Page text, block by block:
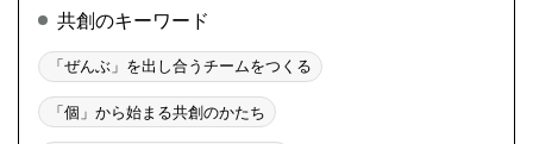
共創のキーワード
「ぜんぶ」を出し合うチームをつくる
「個」から始まる共創のかたち